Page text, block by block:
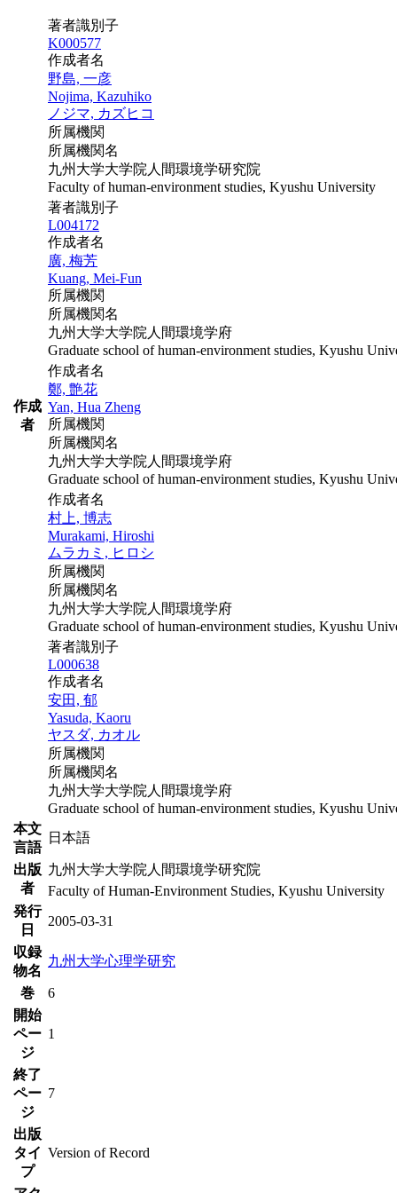
作成
者
著者識別子
K000577
作成者名
野島, 一彦
Nojima, Kazuhiko
ノジマ, カズヒコ
所属機関
所属機関名
九州大学大学院人間環境学研究院
Faculty of human-environment studies, Kyushu University
著者識別子
L004172
作成者名
廣, 梅芳
Kuang, Mei-Fun
所属機関
所属機関名
九州大学大学院人間環境学府
Graduate school of human-environment studies, Kyushu
作成者名
鄭, 艶花
Yan, Hua Zheng
所属機関
所属機関名
九州大学大学院人間環境学府
Graduate school of human-environment studies, Kyushu
作成者名
村上, 博志
Murakami, Hiroshi
ムラカミ, ヒロシ
所属機関
所属機関名
九州大学大学院人間環境学府
Graduate school of human-environment studies, Kyushu
著者識別子
L000638
作成者名
安田, 郁
Yasuda, Kaoru
ヤスダ, カオル
所属機関
所属機関名
九州大学大学院人間環境学府
Graduate school of human-environment studies, Kyushu
本文
言語
日本語
出版
者
九州大学大学院人間環境学研究院
Faculty of Human-Environment Studies, Kyushu University
発行
日
2005-03-31
収録
物名
九州大学心理学研究
巻
6
開始
ペー
ジ
1
終了
ペー
ジ
7
出版
タイ
プ
Version of Record